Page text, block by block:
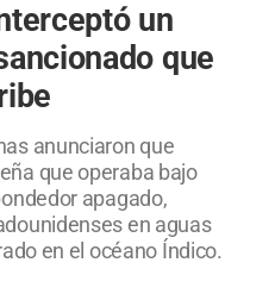
un
que
anunciaron que
que operaba bajo
apagado,
en aguas
en el océano Índico.